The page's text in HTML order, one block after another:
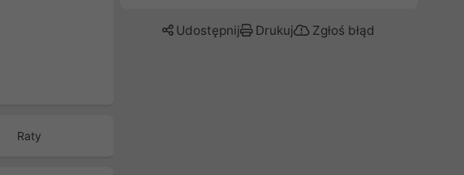
Raty
Udostępnij Drukuj Zgłoś błąd